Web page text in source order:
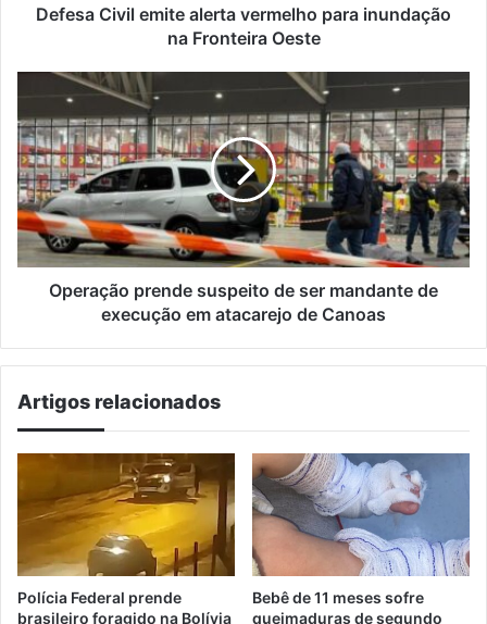
Oeste
Defesa Civil emite alerta vermelho para inundação
na Fronteira Oeste
Operação
suspeito
de
ser
mandante
de
execução
em
atacarejoOperação prende suspeito de ser mandante de
execução em atacarejo de Canoas
Artigos relacionados
Polícia Federal prende
brasileiro foragido na Bolívia
Bebê de 11 meses sofre
queimaduras de segundo